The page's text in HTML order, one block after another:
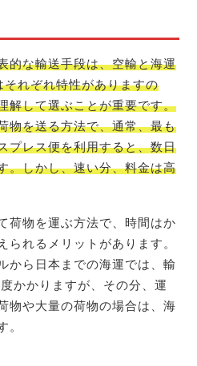
的な輸送手段は、空輸と海運
れぞれ特性がありますの
解して選ぶことが重要です。
物を送る方法で、通常、最も
プレス便を利用すると、数日
。しかし、速い分、料金は高
荷物を運ぶ方法で、時間はか
られるメリットがあります。
から日本までの海運では、輸
かかりますが、その分、運
物や大量の荷物の場合は、海
。